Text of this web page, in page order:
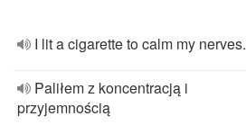
I lit a cigarette to calm my nerves.
Paliłem z koncentracją i
przyjemnością